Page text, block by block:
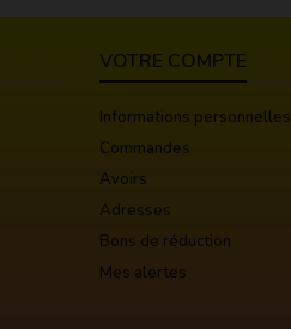
VOTRE COMPTE
Informations personnelles
Commandes
Avoirs
Adresses
Bons de réduction
Mes alertes